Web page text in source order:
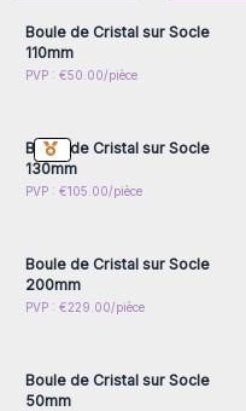
Boule de Cristal sur Socle
110mm
PVP : €50.00/pièce
Connectez-vous ou
Boule de Cristal sur Socle
130mm
PVP : €105.00/pièce
Connectez-vous ou
Boule de Cristal sur Socle
200mm
PVP : €229.00/pièce
Connectez-vous ou
Boule de Cristal sur Socle
50mm